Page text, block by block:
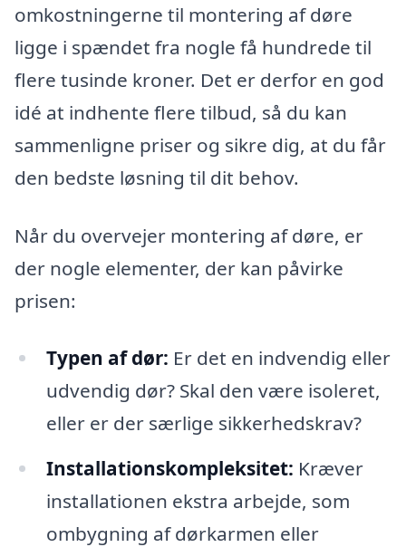
omkostningerne til montering af døre
ligge i spændet fra nogle få hundrede til
flere tusinde kroner. Det er derfor en god
idé at indhente flere tilbud, så du kan
sammenligne priser og sikre dig, at du får
den bedste løsning til dit behov.
Når du overvejer montering af døre, er
der nogle elementer, der kan påvirke
prisen:
Typen af dør: Er det en indvendig eller
udvendig dør? Skal den være isoleret,
eller er der særlige sikkerhedskrav?
Installationskompleksitet: Kræver
installationen ekstra arbejde, som
ombygning af dørkarmen eller